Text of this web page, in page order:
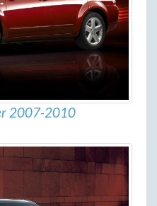
2007-2010